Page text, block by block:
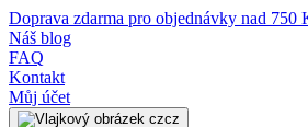
Doprava zdarma pro objednávky nad 750
Náš blog
FAQ
Kontakt
Můj účet
cz